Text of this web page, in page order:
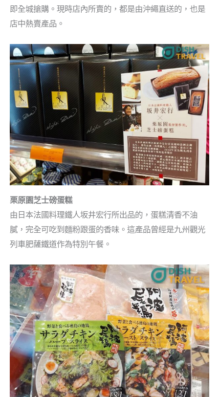
即全城搶購。現時店內所賣的，都是由沖繩直送的，也是
店中熱賣產品。
栗原園芝士磅蛋糕
由日本法國料理鐵人坂井宏行所出品的，蛋糕清香不油
膩，完全可吃到麵粉跟蛋的香味。這產品曾經是九州觀光
列車肥薩鐵道作為特別午餐。